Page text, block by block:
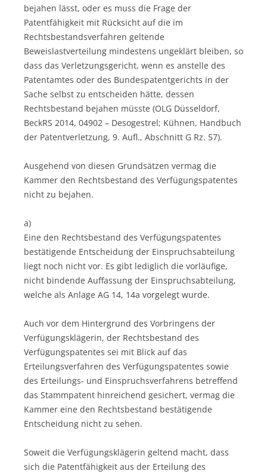
bejahen lässt, oder es muss die Frage der
Patentfähigkeit mit Rücksicht auf die im
Rechtsbestandsverfahren geltende
Beweislastverteilung mindestens ungeklärt bleiben, so
dass das Verletzungsgericht, wenn es anstelle des
Patentamtes oder des Bundespatentgerichts in der
Sache selbst zu entscheiden hätte, dessen
Rechtsbestand bejahen müsste (OLG Düsseldorf,
BeckRS 2014, 04902 – Desogestrel; Kühnen, Handbuch
der Patentverletzung, 9. Aufl., Abschnitt G Rz. 57).
Ausgehend von diesen Grundsätzen vermag die
Kammer den Rechtsbestand des Verfügungspatentes
nicht zu bejahen.
a)
Eine den Rechtsbestand des Verfügungspatentes
bestätigende Entscheidung der Einspruchsabteilung
liegt noch nicht vor. Es gibt lediglich die vorläufige,
nicht bindende Auffassung der Einspruchsabteilung,
welche als Anlage AG 14, 14a vorgelegt wurde.
Auch vor dem Hintergrund des Vorbringens der
Verfügungsklägerin, der Rechtsbestand des
Verfügungspatentes sei mit Blick auf das
Erteilungsverfahren des Verfügungspatentes sowie
des Erteilungs- und Einspruchsverfahrens betreffend
das Stammpatent hinreichend gesichert, vermag die
Kammer eine den Rechtsbestand bestätigende
Entscheidung nicht zu sehen.
Soweit die Verfügungsklägerin geltend macht, dass
sich die Patentfähigkeit aus der Erteilung des